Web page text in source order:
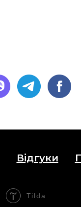
Відгуки
Tilda